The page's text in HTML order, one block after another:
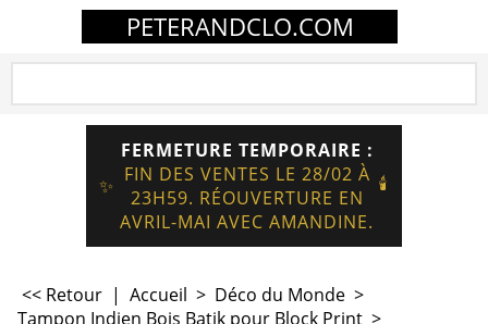
PETERANDCLO.COM
✨
FERMETURE TEMPORAIRE :
FIN DES VENTES LE 28/02 À
23H59. RÉOUVERTURE EN
AVRIL-MAI AVEC AMANDINE.
🕯️
<< Retour | Accueil > Déco du Monde >
Tampon Indien Bois Batik pour Block Print >